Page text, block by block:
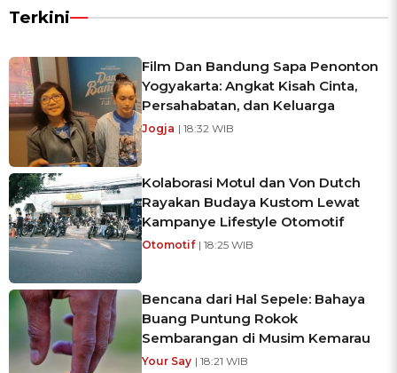
Terkini
Film Dan Bandung Sapa Penonton
Yogyakarta: Angkat Kisah Cinta,
Persahabatan, dan Keluarga
Jogja | 18:32 WIB
Kolaborasi Motul dan Von Dutch
Rayakan Budaya Kustom Lewat
Kampanye Lifestyle Otomotif
Otomotif | 18:25 WIB
Bencana dari Hal Sepele: Bahaya
Buang Puntung Rokok
Sembarangan di Musim Kemarau
Your Say | 18:21 WIB